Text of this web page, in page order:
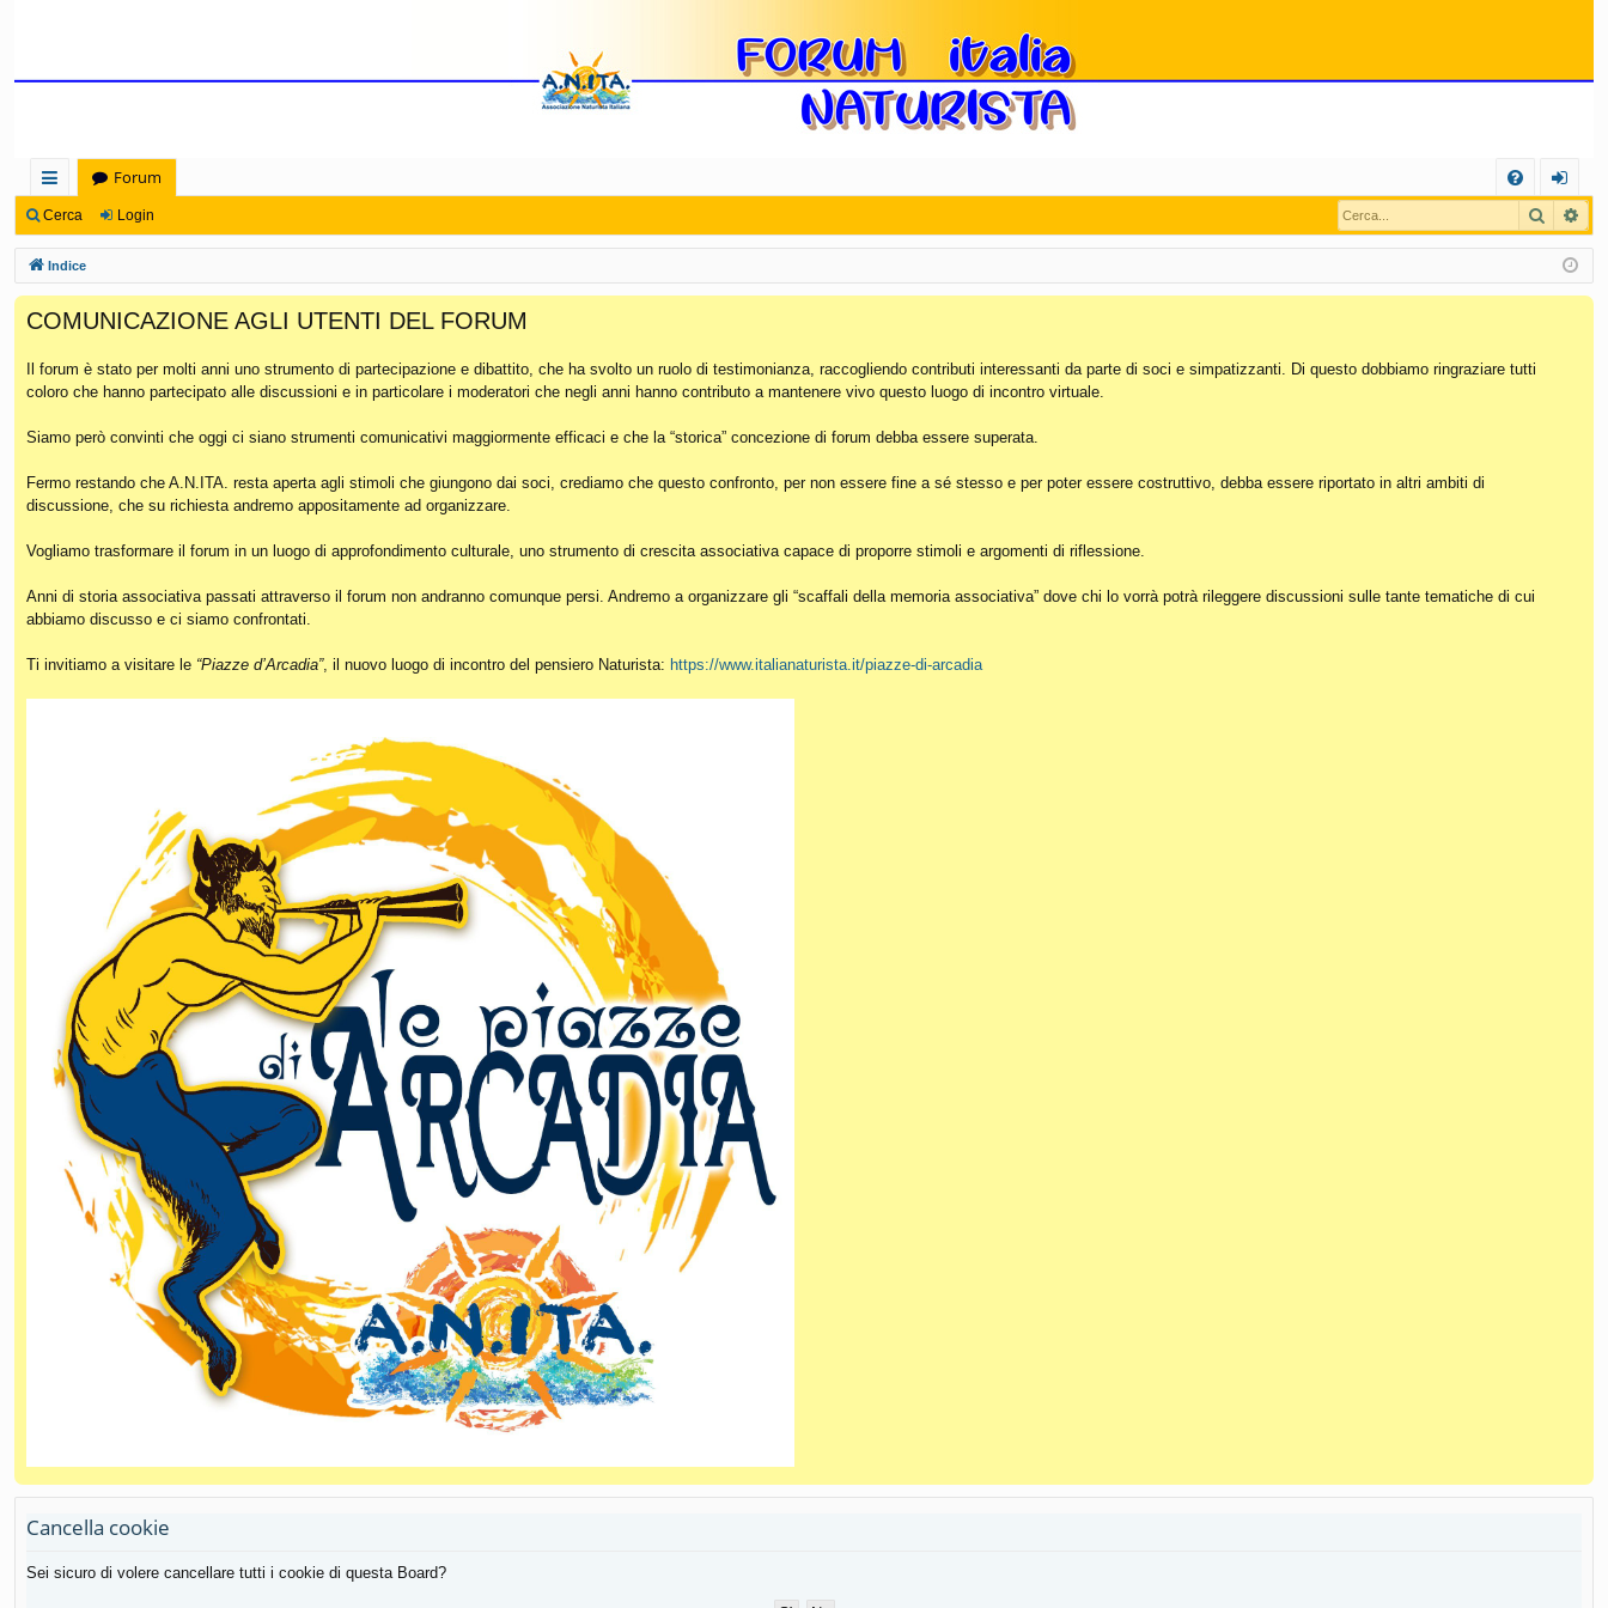
oll
eg
a
m
en
ti
Ra
di
Forum
Q
og
in
Cerca Login Cerca
Indice
COMUNICAZIONE AGLI UTENTI DEL FORUM
Il forum è stato per molti anni uno strumento di partecipazione e dibattito, che ha svolto un ruolo di testimonianza, raccogliendo contributi interessanti da parte di soci e simpatizzanti. Di questo dobbiamo ringraziare tutti
coloro che hanno partecipato alle discussioni e in particolare i moderatori che negli anni hanno contributo a mantenere vivo questo luogo di incontro virtuale.
Siamo però convinti che oggi ci siano strumenti comunicativi maggiormente efficaci e che la “storica” concezione di forum debba essere superata.
Fermo restando che A.N.ITA. resta aperta agli stimoli che giungono dai soci, crediamo che questo confronto, per non essere fine a sé stesso e per poter essere costruttivo, debba essere riportato in altri ambiti di
discussione, che su richiesta andremo appositamente ad organizzare.
Vogliamo trasformare il forum in un luogo di approfondimento culturale, uno strumento di crescita associativa capace di proporre stimoli e argomenti di riflessione.
Anni di storia associativa passati attraverso il forum non andranno comunque persi. Andremo a organizzare gli “scaffali della memoria associativa” dove chi lo vorrà potrà rileggere discussioni sulle tante tematiche di cui
abbiamo discusso e ci siamo confrontati.
Ti invitiamo a visitare le “Piazze d’Arcadia”, il nuovo luogo di incontro del pensiero Naturista: https://www.italianaturista.it/piazze-di-arcadia
Cancella cookie
Sei sicuro di volere cancellare tutti i cookie di questa Board?